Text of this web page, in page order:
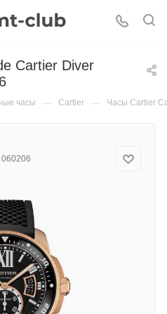
Cartier Diver
часы — Cartier — Часы Cartier
060206